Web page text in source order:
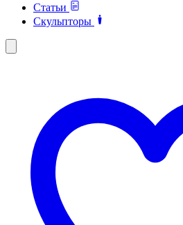
Статьи
Скульпторы